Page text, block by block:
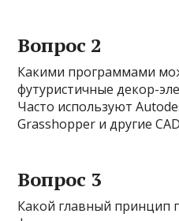
Вопрос 2
Какими программами
футуристичные декор-
Часто используют
Grasshopper и другие
Вопрос 3
Какой главный принцип